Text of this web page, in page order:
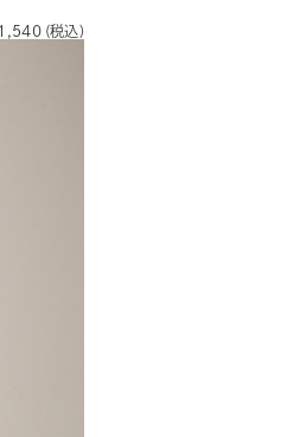
(税込)